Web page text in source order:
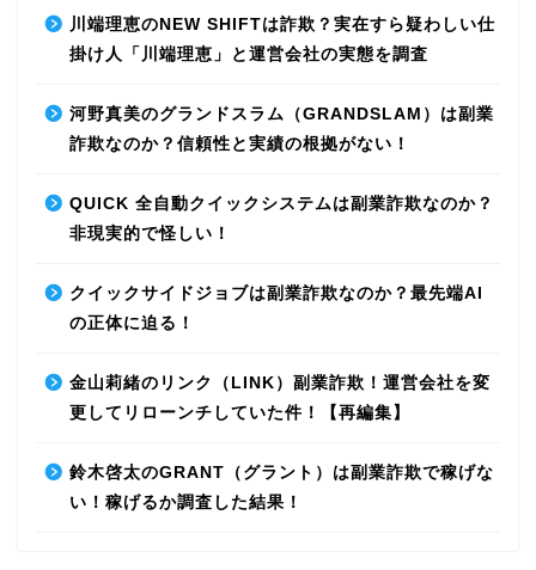
川端理恵のNEW SHIFTは詐欺？実在すら疑わしい仕
掛け人「川端理恵」と運営会社の実態を調査
河野真美のグランドスラム（GRANDSLAM）は副業
詐欺なのか？信頼性と実績の根拠がない！
QUICK 全自動クイックシステムは副業詐欺なのか？
非現実的で怪しい！
クイックサイドジョブは副業詐欺なのか？最先端AI
の正体に迫る！
金山莉緒のリンク（LINK）副業詐欺！運営会社を変
更してリローンチしていた件！【再編集】
鈴木啓太のGRANT（グラント）は副業詐欺で稼げな
い！稼げるか調査した結果！